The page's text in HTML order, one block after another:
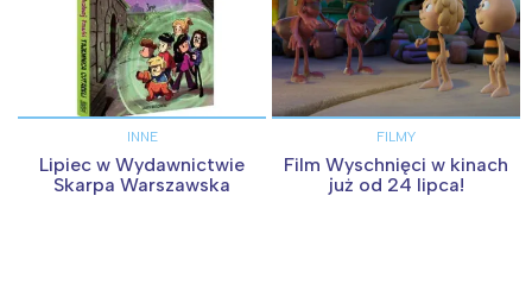
INNE
Lipiec w Wydawnictwie
Skarpa Warszawska
FILMY
Film Wyschnięci w kinach
już od 24 lipca!